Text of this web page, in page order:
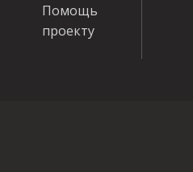
Помощь
проекту